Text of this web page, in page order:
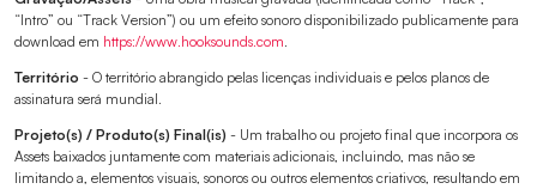
“Intro” ou “Track Version”) ou um efeito sonoro disponibilizado publicamente para
download em https://www.hooksounds.com.
Território - O território abrangido pelas licenças individuais e pelos planos de
assinatura será mundial.
Projeto(s) / Produto(s) Final(is) - Um trabalho ou projeto final que incorpora os
Assets baixados juntamente com materiais adicionais, incluindo, mas não se
limitando a, elementos visuais, sonoros ou outros elementos criativos, resultando em